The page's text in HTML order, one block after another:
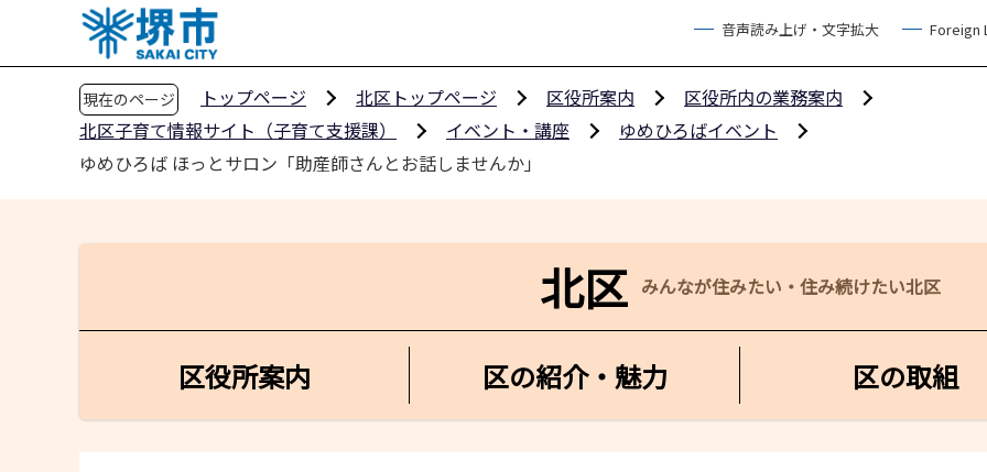
ペ
音声読み上げ・文字拡大 Foreign
現在のページ トップページ 北区トップページ 区役所案内
区役所内の業務案内
北区子育て情報サイト（子育て支援課）
イベント・講座
ゆめひろばイベント
ゆめひろば ほっとサロン「助産師さんとお話しませんか」
北区 みんなが住みたい・住み続けたい北区
区役所案内 区の紹介・魅力 区の取組